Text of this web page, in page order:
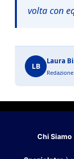
volta con
LB
Laura
Chi Siamo